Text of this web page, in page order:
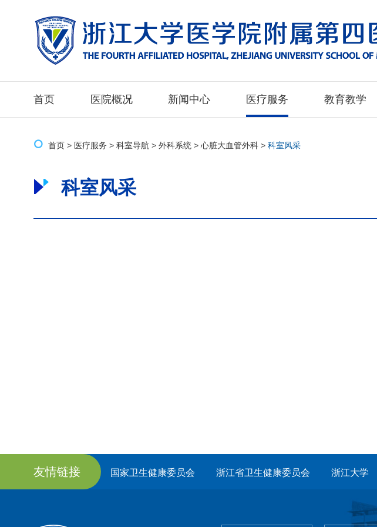
首页 医院概况 新闻中心 医疗服务 教育教学
首页 > 医疗服务 > 科室导航 > 外科系统 > 心脏大血管外科 > 科室风采
科室风采
友情链接 国家卫生健康委员会 浙江省卫生健康委员会 浙江大学